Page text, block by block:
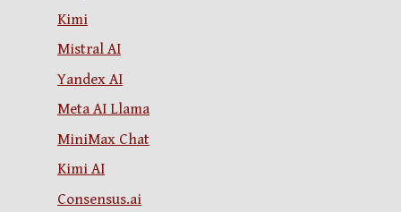
Kimi
Mistral AI
Yandex AI
Meta AI Llama
MiniMax Chat
Kimi AI
Consensus.ai